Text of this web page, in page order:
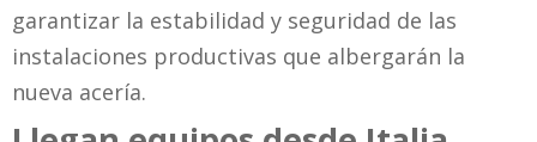
garantizar la estabilidad y seguridad de las
instalaciones productivas que albergarán la
nueva acería.